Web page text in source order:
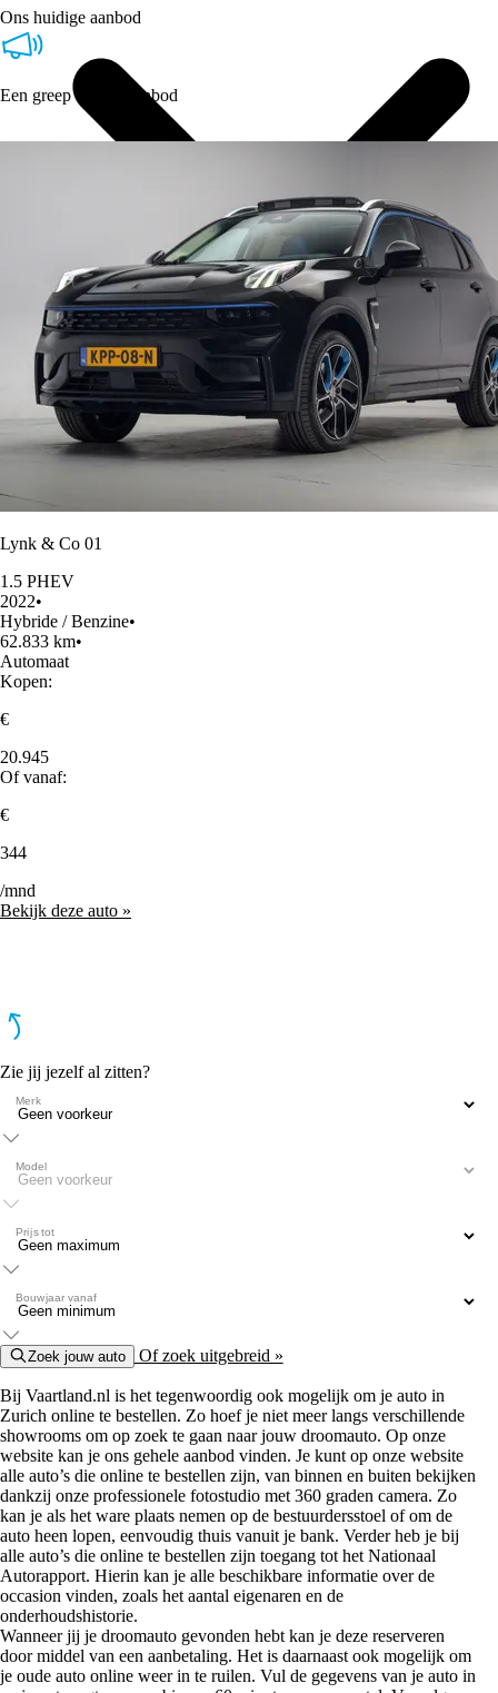
Ons huidige aanbod
Een greep uit ons aanbod
Lynk & Co 01
1.5 PHEV
2022•
Hybride / Benzine•
62.833 km•
Automaat
Kopen:
€
20.945
Of vanaf:
€
344
/mnd
Bekijk deze auto »
Zie jij jezelf al zitten?
Merk
Model
Prijs tot
Bouwjaar vanaf
Zoek jouw auto Of zoek uitgebreid »
Bij Vaartland.nl is het tegenwoordig ook mogelijk om je auto in
Zurich online te bestellen. Zo hoef je niet meer langs verschillende
showrooms om op zoek te gaan naar jouw droomauto. Op onze
website kan je ons gehele aanbod vinden. Je kunt op onze website
alle auto’s die online te bestellen zijn, van binnen en buiten bekijken
dankzij onze professionele fotostudio met 360 graden camera. Zo
kan je als het ware plaats nemen op de bestuurdersstoel of om de
auto heen lopen, eenvoudig thuis vanuit je bank. Verder heb je bij
alle auto’s die online te bestellen zijn toegang tot het Nationaal
Autorapport. Hierin kan je alle beschikbare informatie over de
occasion vinden, zoals het aantal eigenaren en de
onderhoudshistorie.
Wanneer jij je droomauto gevonden hebt kan je deze reserveren
door middel van een aanbetaling. Het is daarnaast ook mogelijk om
je oude auto online weer in te ruilen. Vul de gegevens van je auto in